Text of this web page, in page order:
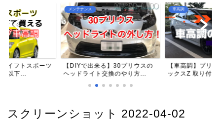
イフトスポーツ
以下...
メンテナンス
【DIYで出来る】30プリウスの
ヘッドライト交換のやり方...
車高調
【車高調】プリ
ックスZ 取り付け
スクリーンショット 2022-04-02